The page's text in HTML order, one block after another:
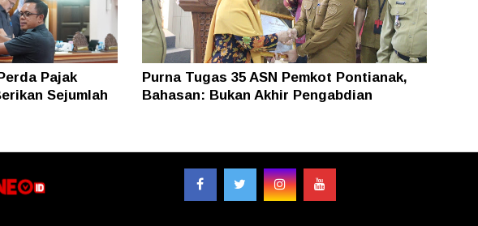
Pajak
Sejumlah
Purna Tugas 35 ASN Pemkot Pontianak,
Bahasan: Bukan Akhir Pengabdian